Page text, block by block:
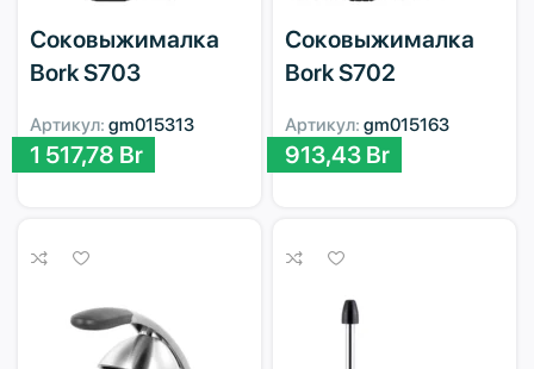
Соковыжималка
Bork S703
Артикул: gm015313
1 517,78 Br
Соковыжималка
Bork S702
Артикул: gm015163
913,43 Br